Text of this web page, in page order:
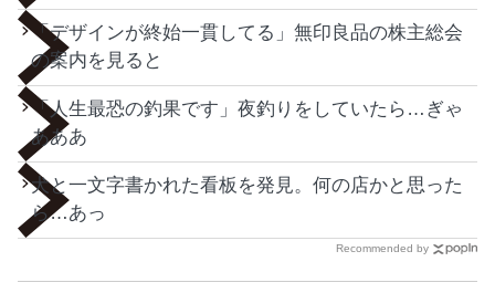
「デザインが終始一貫してる」無印良品の株主総会
の案内を見ると
「人生最恐の釣果です」夜釣りをしていたら…ぎゃ
あああ
犬と一文字書かれた看板を発見。何の店かと思った
ら…あっ
Recommended by